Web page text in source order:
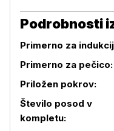
Podrobnosti
Podrobnosti izdelka
Primerno za
Primerno za pečico:
Priložen pokrov:
Število posod v
kompletu: